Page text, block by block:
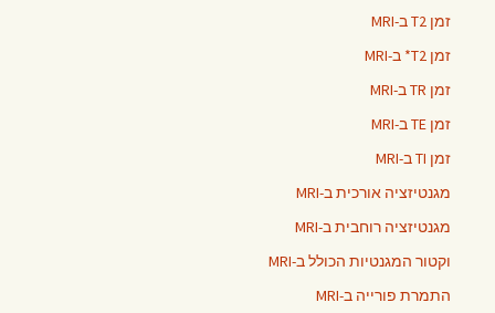
זמן T2 ב-MRI
זמן T2* ב-MRI
זמן TR ב-MRI
זמן TE ב-MRI
זמן TI ב-MRI
מגנטיזציה אורכית ב-MRI
מגנטיזציה רוחבית ב-MRI
וקטור המגנטיות הכולל ב-MRI
התמרת פורייה ב-MRI